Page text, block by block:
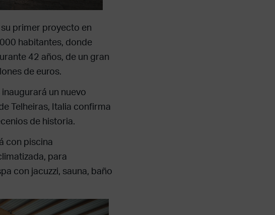
primer proyecto en
habitantes, donde
42 años, de un gran
de euros.
un nuevo
Telheiras, Italia confirma
de historia.
con piscina
para
con jacuzzi, sauna, baño